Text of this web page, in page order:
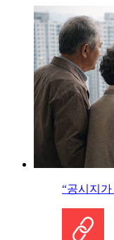
“공시지